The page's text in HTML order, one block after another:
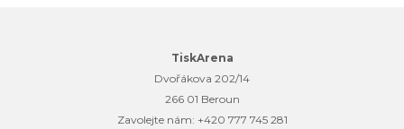
TiskArena
Dvořákova 202/14
266 01 Beroun
Zavolejte nám: +420 777 745 281